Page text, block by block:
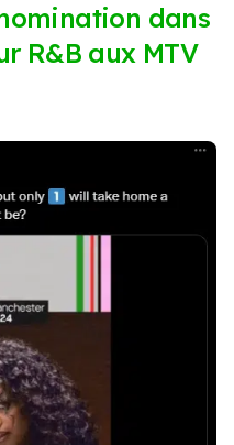
dans
R&B aux MTV